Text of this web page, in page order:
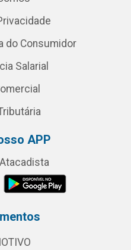
do Consumidor
Salarial
APP